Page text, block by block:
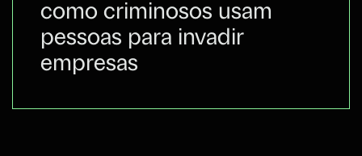
como criminosos usam
pessoas para invadir
empresas